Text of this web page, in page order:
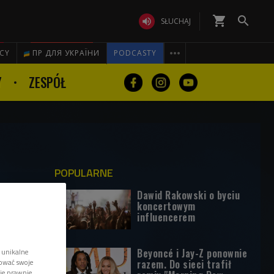
 SŁUCHAJ shopping_cart 
ПР ДЛЯ УКРАЇНИ PODCASTY 
ZESPÓŁ
POPULARNE
Dawid Rakowski o byciu
koncertowym
influencerem
Beyoncé i Jay-Z ponownie
razem. Do sieci trafił
swoje